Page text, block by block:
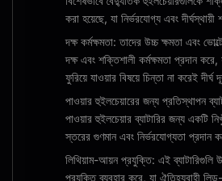
করা হয়েছে, যা নির্ভরযোগ্য এবং
দক্ষ কর্মক্ষমতা: তাদের উচ্চ ক্ষমতা এবং
দক্ষ এবং শক্তিশালী কর্মক্ষমতা প্রদান করে,
ফুরিয়ে যাওয়ার বিষয়ে চিন্তা না করেই দীর্ঘ
পাওয়ার হুইলচেয়ারের জন্য প্রতিস্থাপন
পাওয়ার হুইলচেয়ার ব্যাটারির জন্য একটি
স্তরের গুণমান এবং নির্ভরযোগ্যতা প্রদান
লিথিয়াম-আয়ন প্রযুক্তি: এই ব্যাটারিগুলি
প্রযুক্তি ব্যবহার করে, যা ঐতিহ্যবাহী